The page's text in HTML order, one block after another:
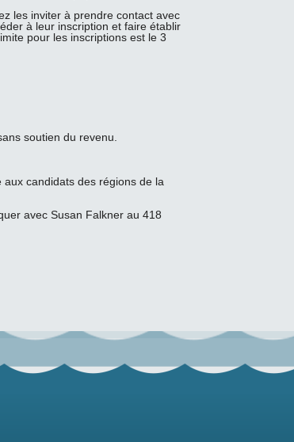
les inviter à prendre contact avec
à leur inscription et faire établir
pour les inscriptions est le 3
soutien du revenu.
aux candidats des régions de la
avec Susan Falkner au 418